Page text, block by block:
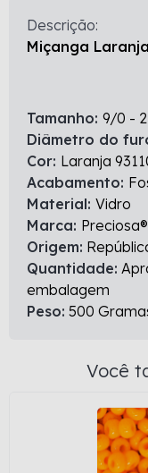
Descrição:
Miçanga
Tamanho: 9/0 -
Diâmetro do
Cor: Laranja
Acabamento:
Material: Vidro
Marca:
Origem:
Quantidade:
embalagem
Peso: 500
Você